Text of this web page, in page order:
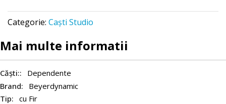
Categorie: Caști Studio
Mai multe informatii
Dependente
Beyerdynamic
cu Fir